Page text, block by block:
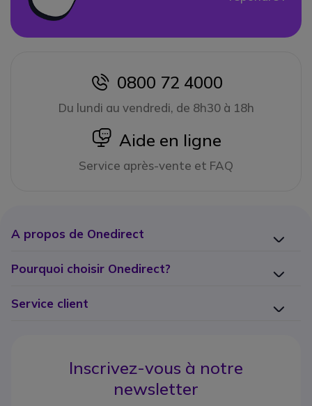
icon
0800 72 4000
Du lundi au vendredi, de 8h30 à 18h
icon
Aide en ligne
Service après-vente et FAQ
A propos de Onedirect
Pourquoi choisir Onedirect?
Service client
Inscrivez-vous à notre
newsletter